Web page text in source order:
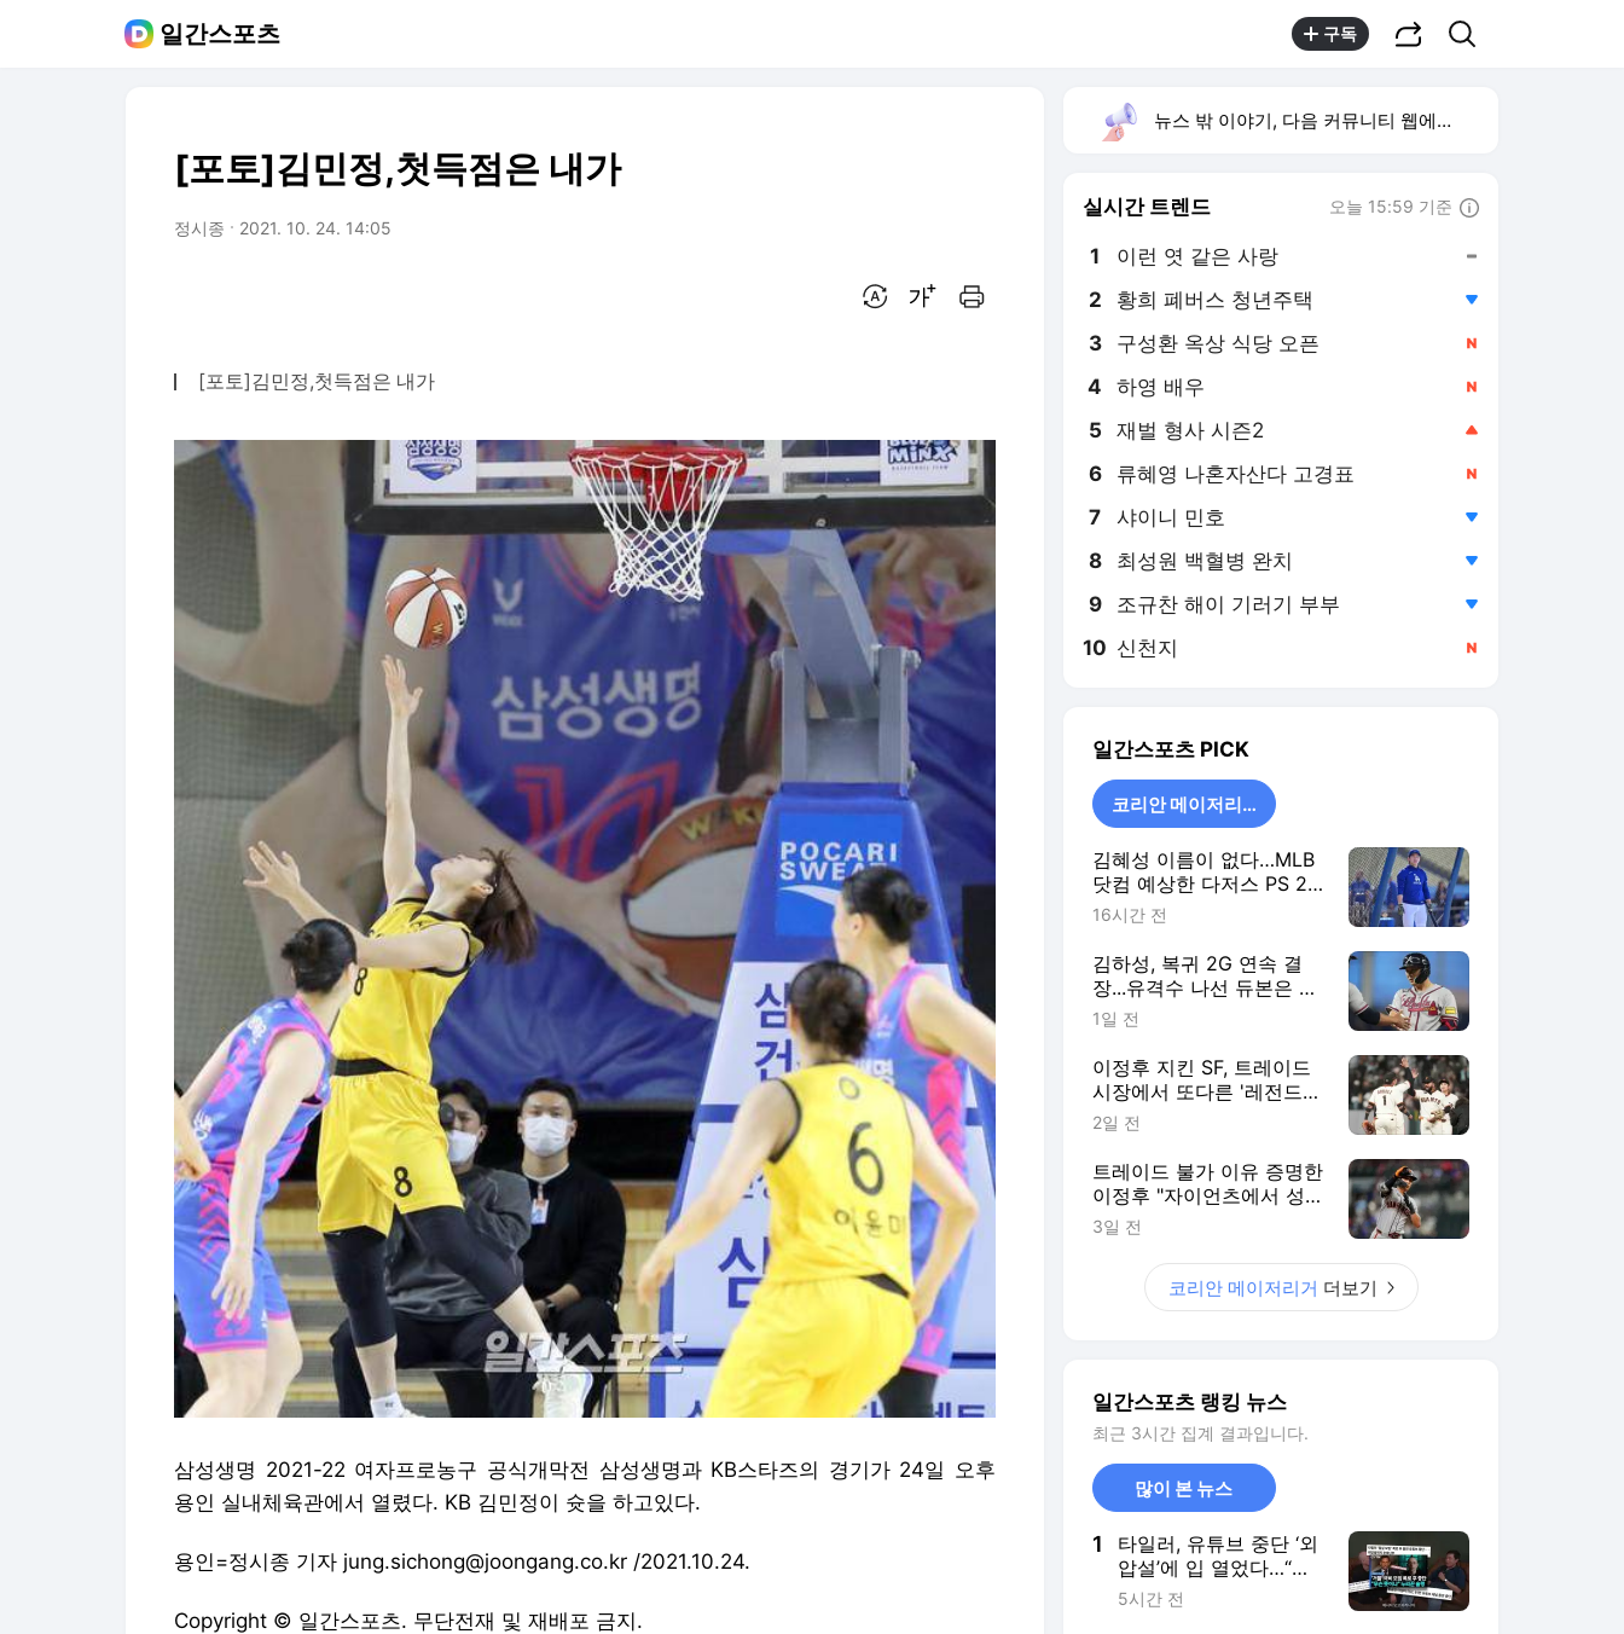
일간스포츠 구독
[포토]김민정,첫득점은 내가
정시종 2021. 10. 24. 14:05
[포토]김민정,첫득점은 내가
삼성생명 2021-22 여자프로농구 공식개막전 삼성생명과 KB스타즈의 경기가 24일 오후
용인 실내체육관에서 열렸다. KB 김민정이 슛을 하고있다.
용인=정시종 기자 jung.sichong@joongang.co.kr /2021.10.24.
Copyright © 일간스포츠. 무단전재 및 재배포 금지.
뉴스 밖 이야기, 다음 커뮤니티 웹에서 보기
실시간 트렌드 오늘 15:59 기준
1 이런 엿 같은 사랑
2 황희 폐버스 청년주택
3 구성환 옥상 식당 오픈
4 하영 배우
5 재벌 형사 시즌2
6 류혜영 나혼자산다 고경표
7 샤이니 민호
8 최성원 백혈병 완치
9 조규찬 해이 기러기 부부
10 신천지
일간스포츠 PICK
코리안 메이저리거
김혜성 이름이 없다…MLB
닷컴 예상한 다저스 PS 26
인 로스터 '충격 제외'
16시간 전
김하성, 복귀 2G 연속 결
장...유격수 나선 듀본은 2
안타·ATL 6연승
1일 전
이정후 지킨 SF, 트레이드
시장에서 또다른 '레전드
주니어' 품었다
2일 전
트레이드 불가 이유 증명한
이정후 "자이언츠에서 성공
하고 싶다"
3일 전
코리안 메이저리거 더보기
일간스포츠 랭킹 뉴스
최근 3시간 집계 결과입니다.
많이 본 뉴스
1
타일러, 유튜브 중단 ‘외
압설’에 입 열었다…“혼
란 겪었다면 죄송”
5시간 전